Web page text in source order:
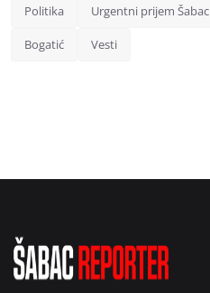
Politika Urgentni prijem Šabac
Bogatić Vesti